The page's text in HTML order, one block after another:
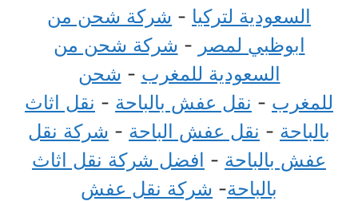
السعودية لتركيا - شركة شحن من
ابوظبي لمصر - شركة شحن من
السعودية للمغرب - شحن
للمغرب - نقل عفش بالباحة - نقل اثاث
بالباحة - نقل عفش الباحة - شركة نقل
عفش بالباحة - افضل شركة نقل اثاث
بالباحة- شركة نقل عفش